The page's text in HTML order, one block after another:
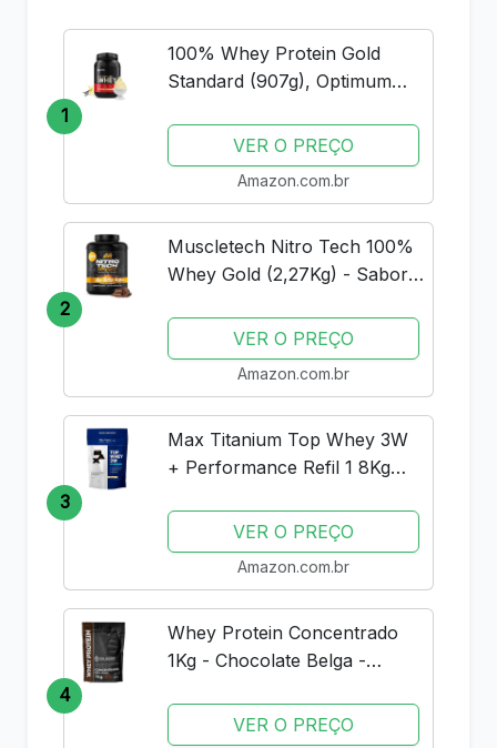
1
100% Whey Protein Gold
Standard (907g), Optimum
VER O PREÇO
Amazon.com.br
2
Muscletech Nitro Tech 100%
Whey Gold (2,27Kg) - Sabor
Muscle TechVER O PREÇO
Amazon.com.br
3
Max Titanium Top Whey 3W
+ Performance Refil 1 8Kg
VER O PREÇO
Amazon.com.br
4
Whey Protein Concentrado
1Kg - Chocolate Belga -
VER O PREÇO